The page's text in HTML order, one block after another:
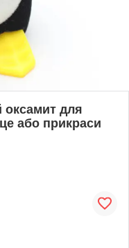
оксамит для
або прикраси